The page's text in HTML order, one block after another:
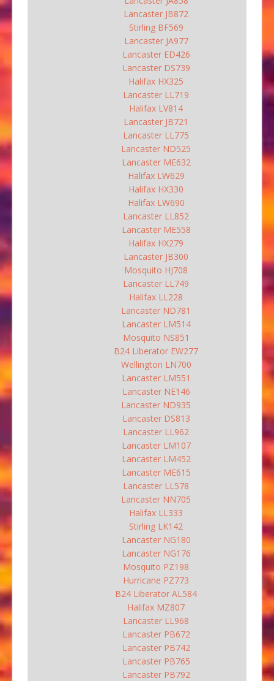
Lancaster JB872
Stirling BF569
Lancaster JA977
Lancaster ED426
Lancaster DS739
Halifax HX325
Lancaster LL719
Halifax LV814
Lancaster JB721
Lancaster LL775
Lancaster ND525
Lancaster ME632
Halifax LW629
Halifax HX330
Halifax LW690
Lancaster LL852
Lancaster ME558
Halifax HX279
Lancaster JB300
Mosquito HJ708
Lancaster LL749
Halifax LL228
Lancaster ND781
Lancaster LM514
Mosquito NS851
B24 Liberator EW277
Wellington LN700
Lancaster LM551
Lancaster NE146
Lancaster ND935
Lancaster DS813
Lancaster LL962
Lancaster LM107
Lancaster LM452
Lancaster ME615
Lancaster LL578
Lancaster NN705
Halifax LL333
Stirling LK142
Lancaster NG180
Lancaster NG176
Mosquito PZ198
Hurricane PZ773
B24 Liberator AL584
Halifax MZ807
Lancaster LL968
Lancaster PB672
Lancaster PB742
Lancaster PB765
Lancaster PB792